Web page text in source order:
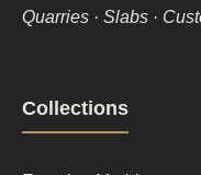
Quarries · Slabs ·
Footer
column
Collections